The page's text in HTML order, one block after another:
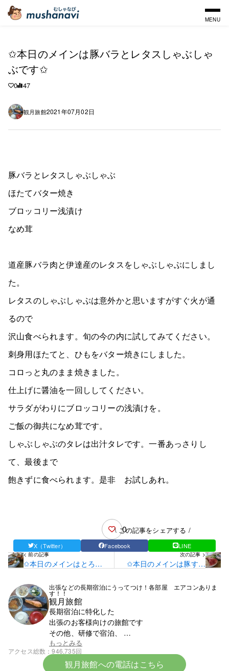
MENU
✩本日のメインは豚バラとレタスしゃぶしゃ
ぶです✩
0 47
観月旅館2021年07月02日
豚バラとレタスしゃぶしゃぶ
ほたてバター焼き
ブロッコリー浅漬け
なめ茸
道産豚バラ肉と伊達産のレタスをしゃぶしゃぶにしまし
た。
レタスのしゃぶしゃぶは意外かと思いますがすぐ火が通
るので
沢山食べられます。旬の今の内に試してみてください。
刺身用ほたてと、ひもをバター焼きにしました。
コロっと丸のまま焼きました。
仕上げに醤油を一回ししてください。
サラダがわりにブロッコリーの浅漬けを。
ご飯の御共になめ茸です。
しゃぶしゃぶのタレは出汁タレです。一番あっさりし
て、最後まで
飽きずに食べられます。是非 お試しあれ。
0
\ この記事をシェアする /
X（Twitter） Facebook LINE
< 前の記事
✩本日のメインはとろ鯖
次の記事 >
✩本日のメインは豚すき
出張などの長期宿泊にうってつけ！各部屋 エアコンありま
す！！
観月旅館
長期宿泊に特化した
出張のお客様向けの旅館です
その他、研修で宿泊、
スポーツ少年団での団体宿泊なども受け付けており
ます
まずはお電話ください。0142-23-1393です。
もっとみる
アクセス総数 946,735回
観月旅館への電話はこちら